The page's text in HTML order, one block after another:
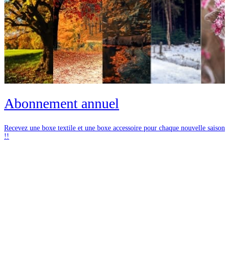
Abonnement annuel
Recevez une boxe textile et une boxe accessoire pour chaque nouvelle saison
!!